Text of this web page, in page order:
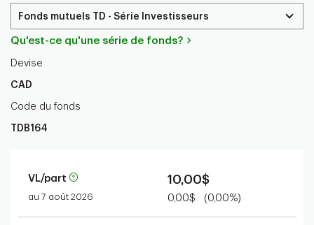
Fonds mutuels TD - Série Investisseurs
Qu'est-ce qu'une série de fonds?
Devise
CAD
Code du fonds
TDB164
VL/part
au 7 août 2026
10,00$
0,00$ (0,00%)